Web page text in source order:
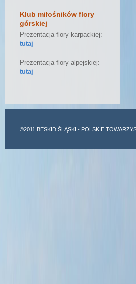
Klub miłośników flory
górskiej
Prezentacja flory karpackiej:
tutaj
Prezentacja flory alpejskiej:
tutaj
©2011 BESKID ŚLĄSKI - POLSKIE